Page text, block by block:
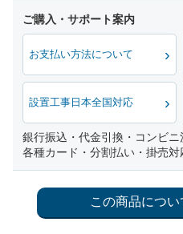
お支払い方法について
設置工事日本全国対応
銀行振込・代金引換・コンビニ
各種カード・分割払い・掛売対